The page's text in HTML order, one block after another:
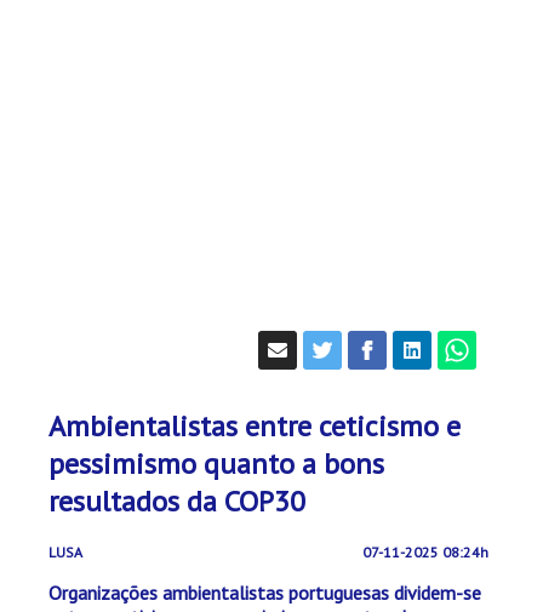
Ambientalistas entre ceticismo e
pessimismo quanto a bons
resultados da COP30
LUSA 07-11-2025 08:24h
Organizações ambientalistas portuguesas dividem-se